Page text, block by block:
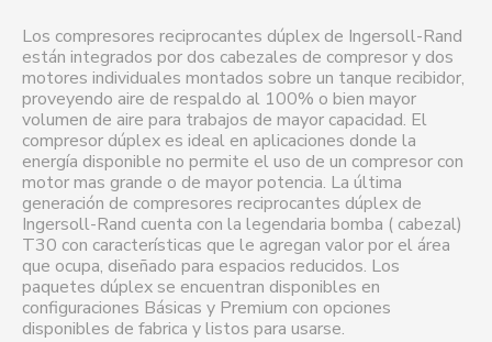
Los compresores reciprocantes dúplex de Ingersoll-Rand
están integrados por dos cabezales de compresor y dos
motores individuales montados sobre un tanque recibidor,
proveyendo aire de respaldo al 100% o bien mayor
volumen de aire para trabajos de mayor capacidad. El
compresor dúplex es ideal en aplicaciones donde la
energía disponible no permite el uso de un compresor con
motor mas grande o de mayor potencia. La última
generación de compresores reciprocantes dúplex de
Ingersoll-Rand cuenta con la legendaria bomba ( cabezal)
T30 con características que le agregan valor por el área
que ocupa, diseñado para espacios reducidos. Los
paquetes dúplex se encuentran disponibles en
configuraciones Básicas y Premium con opciones
disponibles de fabrica y listos para usarse.